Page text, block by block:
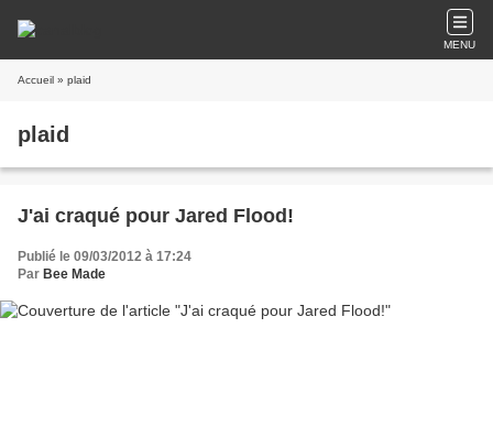
MENU
Accueil » plaid
plaid
J'ai craqué pour Jared Flood!
Publié le 09/03/2012 à 17:24
Par Bee Made